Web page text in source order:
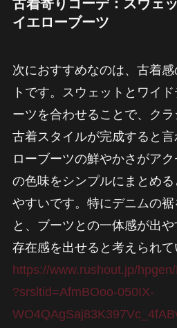
古着寄りコーデ：スウェ
イエローブーツ
次におすすめなのは、古着
トです。スウェットとワイ
ーツを合わせることで、ク
古着スタイルが完成すると
ローブーツの鮮やかさがア
の色味をシンプルにまとめ
やすいです。特にデニムの
と、ブーツとの一体感が出
存在感を出せると考えられて
https://www.rushout.jp/
?srsltid=AfmBOoo-050IX-